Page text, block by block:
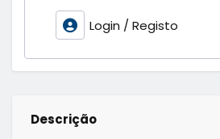
Login / Registo
Descrição